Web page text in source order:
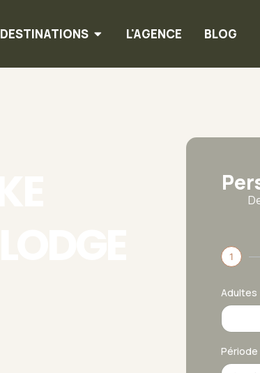
DESTINATIONS L'AGENCE BLOG
1
Adultes